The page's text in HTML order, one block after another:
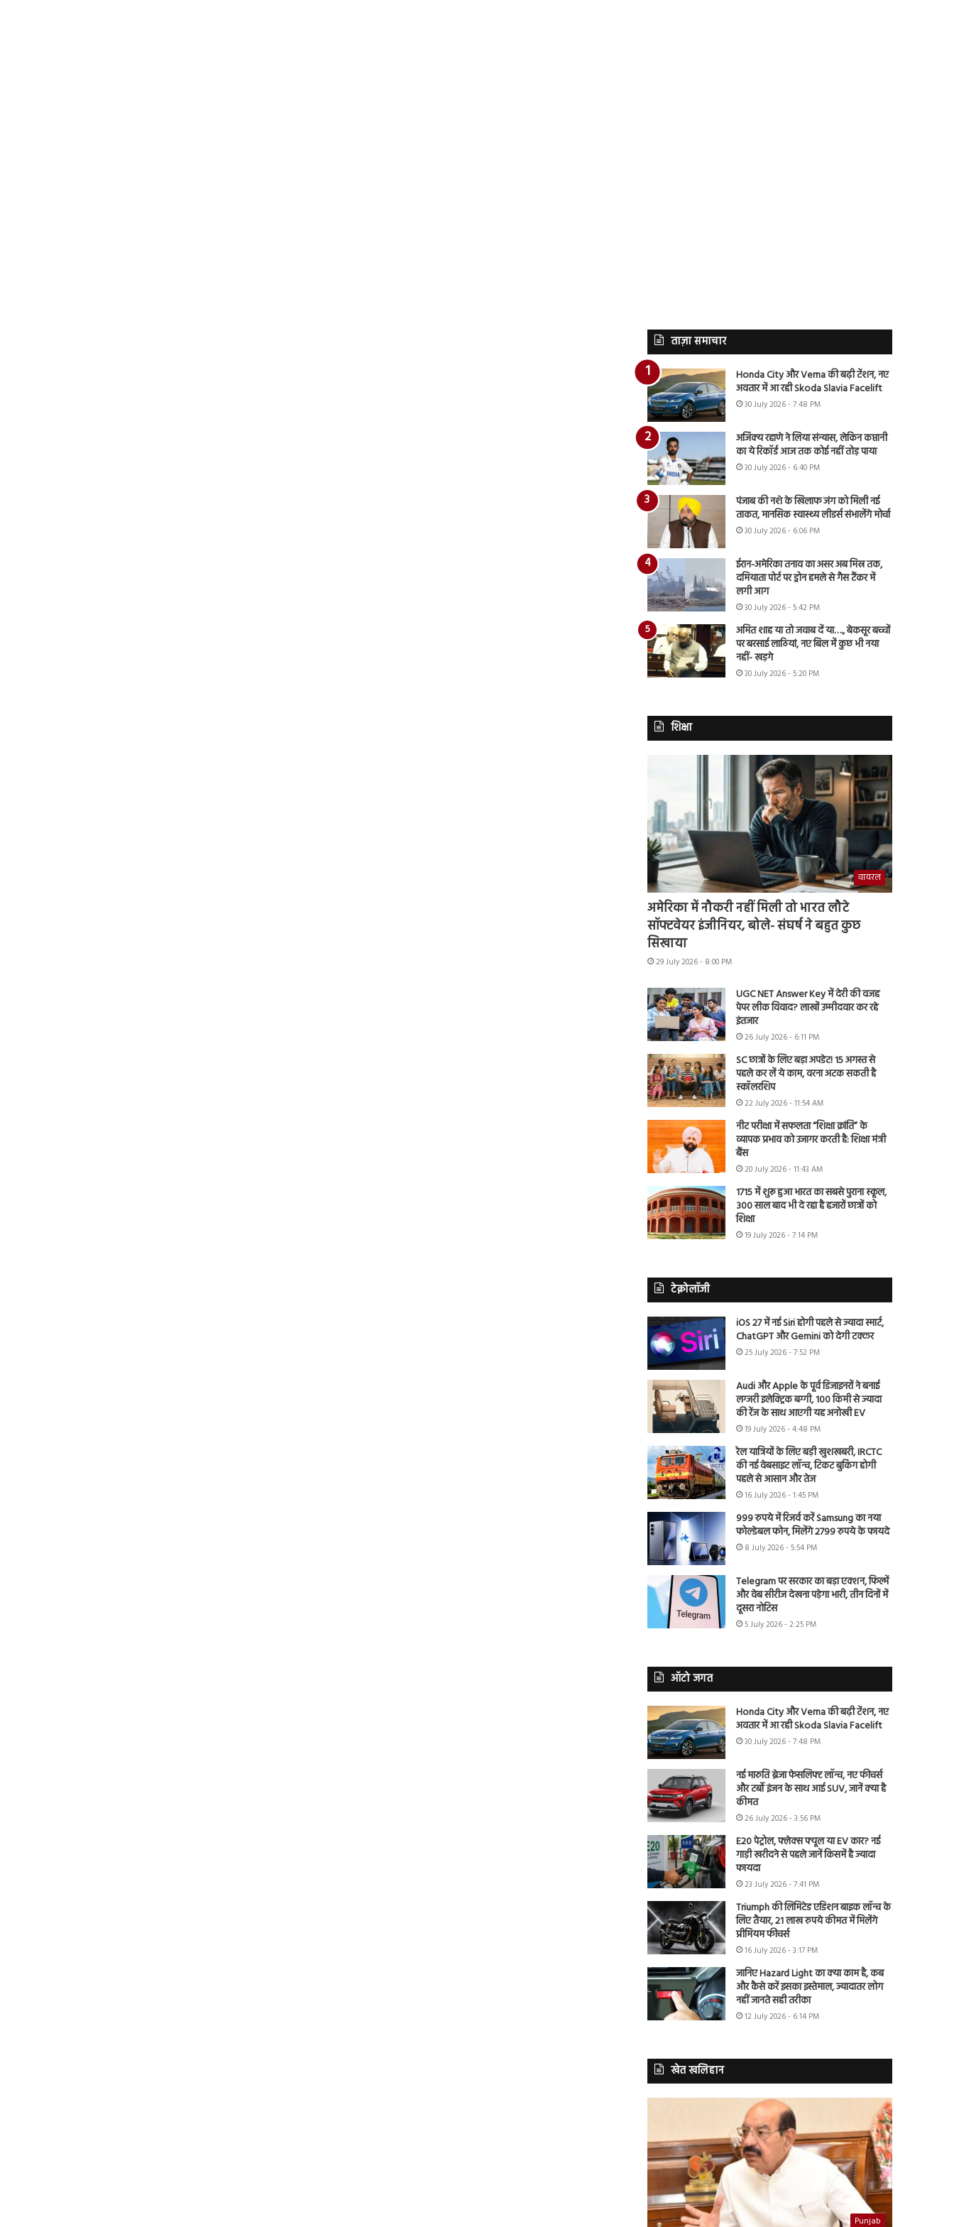
ताज़ा समाचार
Honda City और Verna की बढ़ी टेंशन, नए
अवतार में आ रही Skoda Slavia Facelift
30 July 2026 - 7:48 PM
अजिंक्य रहाणे ने लिया संन्यास, लेकिन कप्तानी
का ये रिकॉर्ड आज तक कोई नहीं तोड़ पाया
30 July 2026 - 6:40 PM
पंजाब की नशे के खिलाफ जंग को मिली नई
ताकत, मानसिक स्वास्थ्य लीडर्स संभालेंगे मोर्चा
30 July 2026 - 6:06 PM
ईरान-अमेरिका तनाव का असर अब मिस्र तक,
दमियाता पोर्ट पर ड्रोन हमले से गैस टैंकर में
लगी आग
30 July 2026 - 5:42 PM
अमित शाह या तो जवाब दें या…., बेकसूर बच्चों
पर बरसाई लाठियां, नए बिल में कुछ भी नया
नहीं- खड़गे
30 July 2026 - 5:20 PM
शिक्षा
वायरल
अमेरिका में नौकरी नहीं मिली तो भारत लौटे
सॉफ्टवेयर इंजीनियर, बोले- संघर्ष ने बहुत कुछ
सिखाया
29 July 2026 - 8:00 PM
UGC NET Answer Key में देरी की वजह
पेपर लीक विवाद? लाखों उम्मीदवार कर रहे
इंतजार
26 July 2026 - 6:11 PM
SC छात्रों के लिए बड़ा अपडेट! 15 अगस्त से
पहले कर लें ये काम, वरना अटक सकती है
स्कॉलरशिप
22 July 2026 - 11:54 AM
नीट परीक्षा में सफलता “शिक्षा क्रांति” के
व्यापक प्रभाव को उजागर करती है: शिक्षा मंत्री
बैंस
20 July 2026 - 11:43 AM
1715 में शुरू हुआ भारत का सबसे पुराना स्कूल,
300 साल बाद भी दे रहा है हजारों छात्रों को
शिक्षा
19 July 2026 - 7:14 PM
टेक्नोलॉजी
iOS 27 में नई Siri होगी पहले से ज्यादा स्मार्ट,
ChatGPT और Gemini को देगी टक्कर
25 July 2026 - 7:52 PM
Audi और Apple के पूर्व डिजाइनरों ने बनाई
लग्जरी इलेक्ट्रिक बग्गी, 100 किमी से ज्यादा
की रेंज के साथ आएगी यह अनोखी EV
19 July 2026 - 4:48 PM
रेल यात्रियों के लिए बड़ी खुशखबरी, IRCTC
की नई वेबसाइट लॉन्च, टिकट बुकिंग होगी
पहले से आसान और तेज
16 July 2026 - 1:45 PM
999 रुपये में रिजर्व करें Samsung का नया
फोल्डेबल फोन, मिलेंगे 2799 रुपये के फायदे
8 July 2026 - 5:54 PM
Telegram पर सरकार का बड़ा एक्शन, फिल्में
और वेब सीरीज देखना पड़ेगा भारी, तीन दिनों में
दूसरा नोटिस
5 July 2026 - 2:25 PM
ऑटो जगत
Honda City और Verna की बढ़ी टेंशन, नए
अवतार में आ रही Skoda Slavia Facelift
30 July 2026 - 7:48 PM
नई मारुति ब्रेजा फेसलिफ्ट लॉन्च, नए फीचर्स
और टर्बो इंजन के साथ आई SUV, जानें क्या है
कीमत
26 July 2026 - 3:56 PM
E20 पेट्रोल, फ्लेक्स फ्यूल या EV कार? नई
गाड़ी खरीदने से पहले जानें किसमें है ज्यादा
फायदा
23 July 2026 - 7:41 PM
Triumph की लिमिटेड एडिशन बाइक लॉन्च के
लिए तैयार, 21 लाख रुपये कीमत में मिलेंगे
प्रीमियम फीचर्स
16 July 2026 - 3:17 PM
जानिए Hazard Light का क्या काम है, कब
और कैसे करें इसका इस्तेमाल, ज्यादातर लोग
नहीं जानते सही तरीका
12 July 2026 - 6:14 PM
खेत खलिहान
Punjab